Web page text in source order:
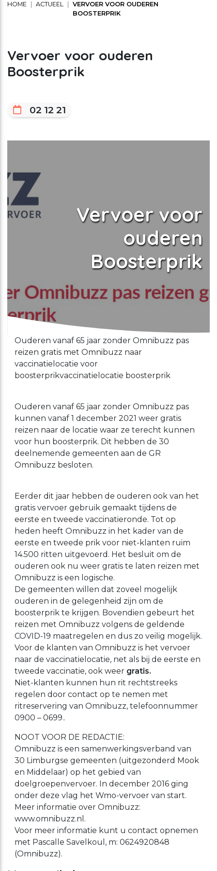
HOME ACTUEEL
VERVOER VOOR OUDEREN
BOOSTERPRIK
Vervoer voor ouderen
Boosterprik
02 12 21
Vervoer voor
ouderen
Boosterprik
Ouderen vanaf 65 jaar zonder Omnibuzz pas
reizen gratis met Omnibuzz naar
vaccinatielocatie voor
boosterprikvaccinatielocatie boosterprik
Ouderen vanaf 65 jaar zonder Omnibuzz pas
kunnen vanaf 1 december 2021 weer gratis
reizen naar de locatie waar ze terecht kunnen
voor hun boosterprik. Dit hebben de 30
deelnemende gemeenten aan de GR
Omnibuzz besloten.
Eerder dit jaar hebben de ouderen ook van het
gratis vervoer gebruik gemaakt tijdens de
eerste en tweede vaccinatieronde. Tot op
heden heeft Omnibuzz in het kader van de
eerste en tweede prik voor niet-klanten ruim
14.500 ritten uitgevoerd. Het besluit om de
ouderen ook nu weer gratis te laten reizen met
Omnibuzz is een logische.
De gemeenten willen dat zoveel mogelijk
ouderen in de gelegenheid zijn om de
boosterprik te krijgen. Bovendien gebeurt het
reizen met Omnibuzz volgens de geldende
COVID-19 maatregelen en dus zo veilig mogelijk.
Voor de klanten van Omnibuzz is het vervoer
naar de vaccinatielocatie, net als bij de eerste en
tweede vaccinatie, ook weer gratis.
Niet-klanten kunnen hun rit rechtstreeks
regelen door contact op te nemen met
ritreservering van Omnibuzz, telefoonnummer
0900 – 0699..
NOOT VOOR DE REDACTIE:
Omnibuzz is een samenwerkingsverband van
30 Limburgse gemeenten (uitgezonderd Mook
en Middelaar) op het gebied van
doelgroepenvervoer. In december 2016 ging
onder deze vlag het Wmo-vervoer van start.
Meer informatie over Omnibuzz:
www.omnibuzz.nl.
Voor meer informatie kunt u contact opnemen
met Pascalle Savelkoul, m: 0624920848
(Omnibuzz).
Schuldhulpverlening
Vrijwilligerswerk
onderliggende navigatie items
Stage lopen bij CMWW